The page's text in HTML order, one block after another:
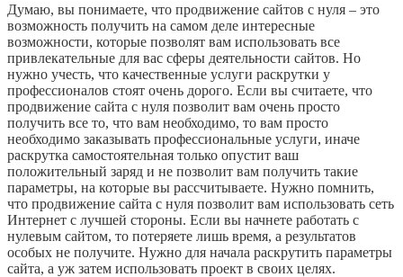
Думаю, вы понимаете, что продвижение сайтов с нуля – это
возможность получить на самом деле интересные
возможности, которые позволят вам использовать все
привлекательные для вас сферы деятельности сайтов. Но
нужно учесть, что качественные услуги раскрутки у
профессионалов стоят очень дорого. Если вы считаете, что
продвижение сайта с нуля позволит вам очень просто
получить все то, что вам необходимо, то вам просто
необходимо заказывать профессиональные услуги, иначе
раскрутка самостоятельная только опустит ваш
положительный заряд и не позволит вам получить такие
параметры, на которые вы рассчитываете. Нужно помнить,
что продвижение сайта с нуля позволит вам использовать сеть
Интернет с лучшей стороны. Если вы начнете работать с
нулевым сайтом, то потеряете лишь время, а результатов
особых не получите. Нужно для начала раскрутить параметры
сайта, а уж затем использовать проект в своих целях.